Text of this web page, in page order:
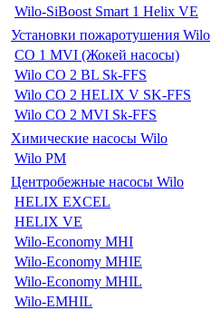
Wilo-SiBoost Smart 1 Helix VE
Установки пожаротушения Wilo
CO 1 MVI (Жокей насосы)
Wilo CO 2 BL Sk-FFS
Wilo CO 2 HELIX V SK-FFS
Wilo CO 2 MVI Sk-FFS
Химические насосы Wilo
Wilo PM
Центробежные насосы Wilo
HELIX EXCEL
HELIX VE
Wilo-Economy MHI
Wilo-Economy MHIE
Wilo-Economy MHIL
Wilo-EMHIL